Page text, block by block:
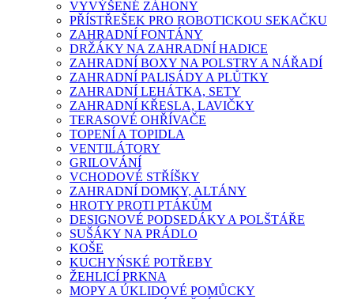
VYVÝŠENÉ ZÁHONY
PŘÍSTŘEŠEK PRO ROBOTICKOU SEKAČKU
ZAHRADNÍ FONTÁNY
DRŽÁKY NA ZAHRADNÍ HADICE
ZAHRADNÍ BOXY NA POLSTRY A NÁŘADÍ
ZAHRADNÍ PALISÁDY A PLŮTKY
ZAHRADNÍ LEHÁTKA, SETY
ZAHRADNÍ KŘESLA, LAVIČKY
TERASOVÉ OHŘÍVAČE
TOPENÍ A TOPIDLA
VENTILÁTORY
GRILOVÁNÍ
VCHODOVÉ STŘÍŠKY
ZAHRADNÍ DOMKY, ALTÁNY
HROTY PROTI PTÁKŮM
DESIGNOVÉ PODSEDÁKY A POLŠTÁŘE
SUŠÁKY NA PRÁDLO
KOŠE
KUCHYŃSKÉ POTŘEBY
ŽEHLICÍ PRKNA
MOPY A ÚKLIDOVÉ POMŮCKY